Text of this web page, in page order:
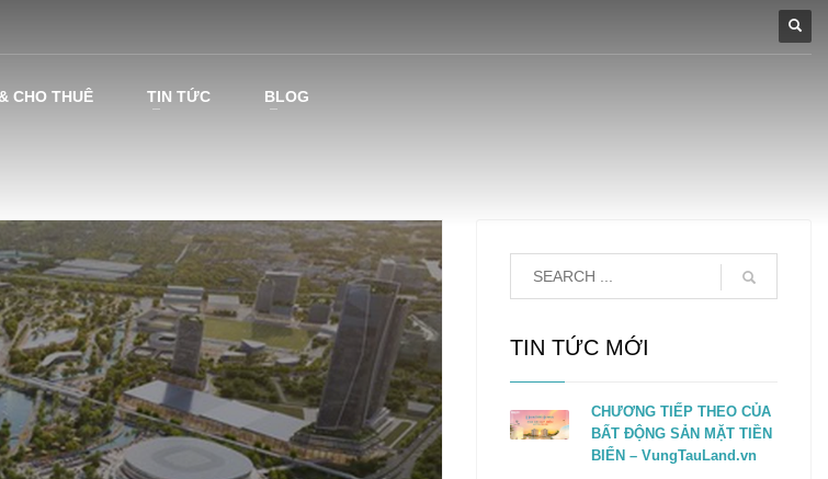
CHO THUÊ TIN TỨC BLOG
TIN TỨC MỚI
CHƯƠNG TIẾP THEO CỦA
BẤT ĐỘNG SẢN MẶT TIỀN
BIỂN – VungTauLand.vn